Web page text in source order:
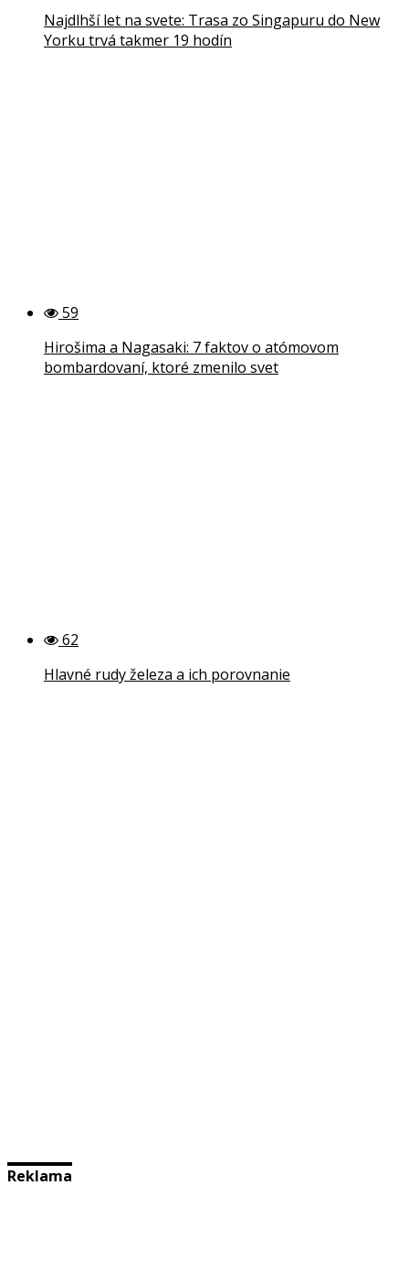
Najdlhší let na svete: Trasa zo Singapuru do New
Yorku trvá takmer 19 hodín
59
Hirošima a Nagasaki: 7 faktov o atómovom
bombardovaní, ktoré zmenilo svet
62
Hlavné rudy železa a ich porovnanie
Reklama